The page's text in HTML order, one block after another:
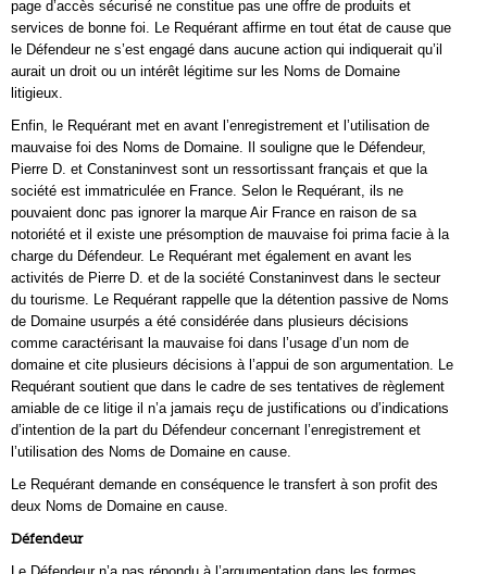
page d’accès sécurisé ne constitue pas une offre de produits et
services de bonne foi. Le Requérant affirme en tout état de cause que
le Défendeur ne s’est engagé dans aucune action qui indiquerait qu’il
aurait un droit ou un intérêt légitime sur les Noms de Domaine
litigieux.
Enfin, le Requérant met en avant l’enregistrement et l’utilisation de
mauvaise foi des Noms de Domaine. Il souligne que le Défendeur,
Pierre D. et Constaninvest sont un ressortissant français et que la
société est immatriculée en France. Selon le Requérant, ils ne
pouvaient donc pas ignorer la marque Air France en raison de sa
notoriété et il existe une présomption de mauvaise foi prima facie à la
charge du Défendeur. Le Requérant met également en avant les
activités de Pierre D. et de la société Constaninvest dans le secteur
du tourisme. Le Requérant rappelle que la détention passive de Noms
de Domaine usurpés a été considérée dans plusieurs décisions
comme caractérisant la mauvaise foi dans l’usage d’un nom de
domaine et cite plusieurs décisions à l’appui de son argumentation. Le
Requérant soutient que dans le cadre de ses tentatives de règlement
amiable de ce litige il n’a jamais reçu de justifications ou d’indications
d’intention de la part du Défendeur concernant l’enregistrement et
l’utilisation des Noms de Domaine en cause.
Le Requérant demande en conséquence le transfert à son profit des
deux Noms de Domaine en cause.
Défendeur